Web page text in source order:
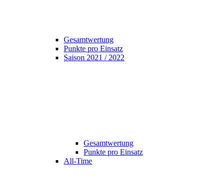
Gesamtwertung
Punkte pro Einsatz
Saison 2021 / 2022
Gesamtwertung
Punkte pro Einsatz
All-Time